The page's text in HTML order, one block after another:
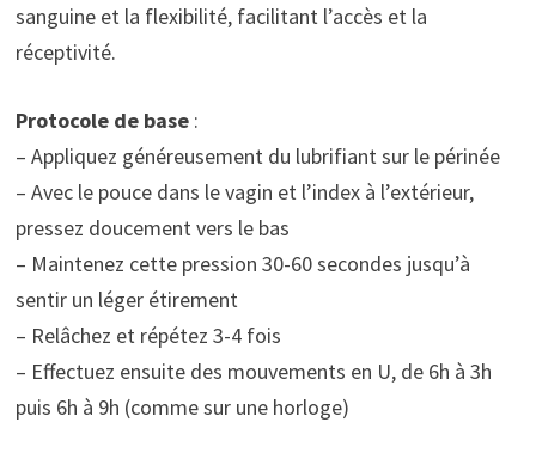
sanguine et la flexibilité, facilitant l’accès et la
réceptivité.
Protocole de base:
– Appliquez généreusement du lubrifiant sur le périnée
– Avec le pouce dans le vagin et l’index à l’extérieur,
pressez doucement vers le bas
– Maintenez cette pression 30-60 secondes jusqu’à
sentir un léger étirement
– Relâchez et répétez 3-4 fois
– Effectuez ensuite des mouvements en U, de 6h à 3h
puis 6h à 9h (comme sur une horloge)